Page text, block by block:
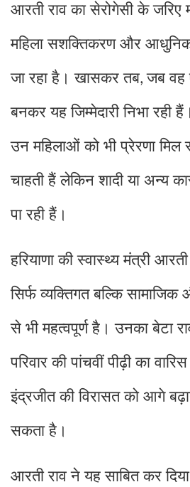
आरती राव का सेरोगेसी के जरिए
महिला सशक्तिकरण और आधुनिक
जा रहा है। खासकर तब,जब वह
बनकर यह जिम्मेदारी निभा
उन महिलाओं को भी प्रेरणा मिल
चाहती हैं लेकिन शादी या अन्य
पा रही हैं।
हरियाणा की स्वास्थ्य मंत्री
सिर्फ व्यक्तिगत बल्कि सामाजिक
से भी महत्वपूर्ण है। उनका बेटा
परिवार की पांचवीं पीढ़ी का
इंद्रजीत की विरासत को आगे
सकता है।
आरती राव ने यह साबित कर